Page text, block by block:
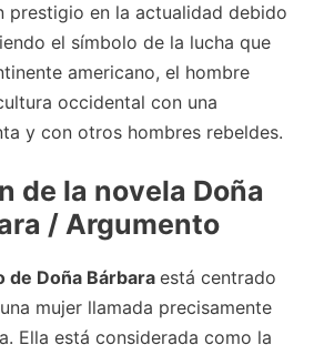
prestigio en la actualidad debido
el símbolo de la lucha que
americano, el hombre
occidental con una
y con otros hombres rebeldes.
de la novela Doña
/ Argumento
de Doña Bárbara está centrado
mujer llamada precisamente
Ella está considerada como la